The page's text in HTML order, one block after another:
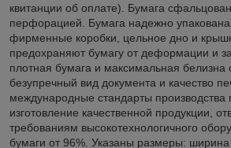
квитанции об оплате). Бумага
перфорацией. Бумага надежно упакована
фирменные коробки, цельное дно и
предохраняют бумагу от деформации и
плотная бумага и максимальная белизна
безупречный вид документа и качество
международные стандарты производства
изготовление качественной продукции,
требованиям высокотехнологичного
бумаги от 96%. Указаны размеры: ширина